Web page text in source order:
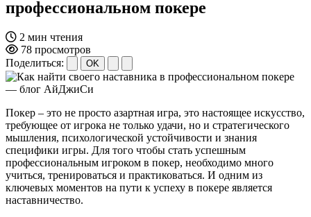
профессиональном покере
2 мин чтения
78 просмотров
Поделиться:
OK
Покер – это не просто азартная игра, это настоящее искусство,
требующее от игрока не только удачи, но и стратегического
мышления, психологической устойчивости и знания
специфики игры. Для того чтобы стать успешным
профессиональным игроком в покер, необходимо много
учиться, тренироваться и практиковаться. И одним из
ключевых моментов на пути к успеху в покере является
наставничество.